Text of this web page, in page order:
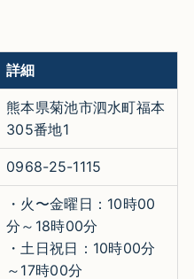
詳細
熊本県菊池市泗水町福本
305番地1
0968-25-1115
・火〜金曜日：10時00
分～18時00分
・土日祝日：10時00分
～17時00分